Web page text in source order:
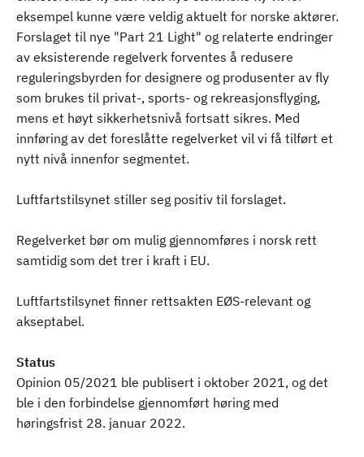
eksempel kunne være veldig aktuelt for norske aktører.
Forslaget til nye "Part 21 Light" og relaterte endringer
av eksisterende regelverk forventes å redusere
reguleringsbyrden for designere og produsenter av fly
som brukes til privat-, sports- og rekreasjonsflyging,
mens et høyt sikkerhetsnivå fortsatt sikres. Med
innføring av det foreslåtte regelverket vil vi få tilført et
nytt nivå innenfor segmentet.
Luftfartstilsynet stiller seg positiv til forslaget.
Regelverket bør om mulig gjennomføres i norsk rett
samtidig som det trer i kraft i EU.
Luftfartstilsynet finner rettsakten EØS-relevant og
akseptabel.
Status
Opinion 05/2021 ble publisert i oktober 2021, og det
ble i den forbindelse gjennomført høring med
høringsfrist 28. januar 2022.